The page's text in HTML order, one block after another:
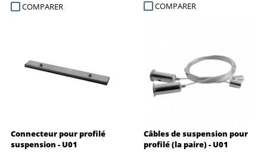
COMPARER COMPARER
Connecteur pour profilé
suspension - U01
Câbles de suspension pour
profilé (la paire) - U01